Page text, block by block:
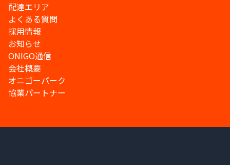
配達エリア
よくある質問
採用情報
お知らせ
ONIGO通信
会社概要
オニゴーパーク
協業パートナー